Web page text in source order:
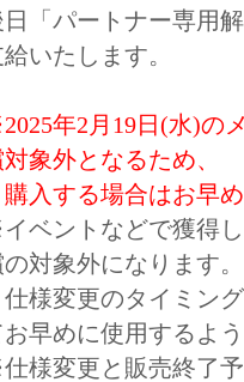
日「パートナー専用
いたします。
年2月19日(水)の
象外となるため、
入する場合はお早
ベントなどで獲得
対象外になります。
様変更のタイミン
お早めに使用するよ
様変更と販売終了